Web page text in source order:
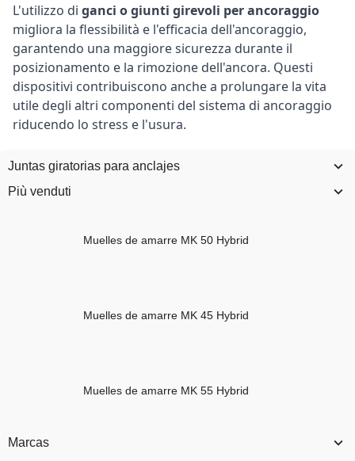
L'utilizzo di ganci o giunti girevoli per ancoraggio
migliora la flessibilità e l'efficacia dell'ancoraggio,
garantendo una maggiore sicurezza durante il
posizionamento e la rimozione dell'ancora. Questi
dispositivi contribuiscono anche a prolungare la vita
utile degli altri componenti del sistema di ancoraggio
riducendo lo stress e l'usura.
Juntas giratorias para anclajes
Più venduti
Muelles de amarre MK 50 Hybrid
Muelles de amarre MK 45 Hybrid
Muelles de amarre MK 55 Hybrid
Marcas